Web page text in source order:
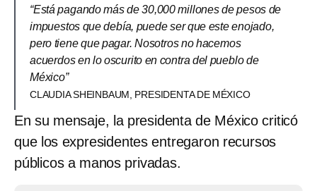
“Está pagando más de 30,000 millones de pesos de
impuestos que debía, puede ser que este enojado,
pero tiene que pagar. Nosotros no hacemos
acuerdos en lo oscurito en contra del pueblo de
México”
CLAUDIA SHEINBAUM, PRESIDENTA DE MÉXICO
En su mensaje, la presidenta de México criticó
que los expresidentes entregaron recursos
públicos a manos privadas.